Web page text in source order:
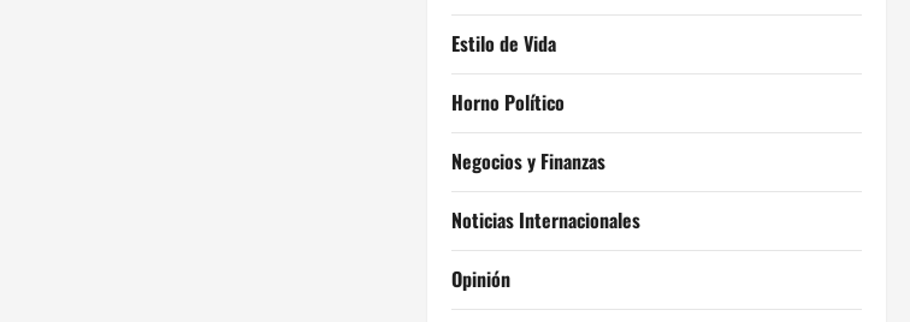
Estilo de Vida
Horno Político
Negocios y Finanzas
Noticias Internacionales
Opinión